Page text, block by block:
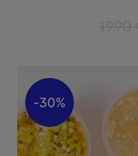
30%